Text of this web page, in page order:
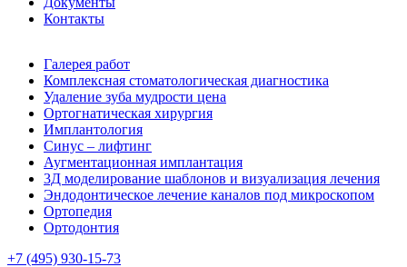
Контакты
Галерея работ
Комплексная стоматологическая диагностика
Удаление зуба мудрости цена
Ортогнатическая хирургия
Имплантология
Синус – лифтинг
Аугментационная имплантация
3Д моделирование шаблонов и визуализация лечения
Эндодонтическое лечение каналов под микроскопом
Ортопедия
Ортодонтия
+7 (495) 930-15-73